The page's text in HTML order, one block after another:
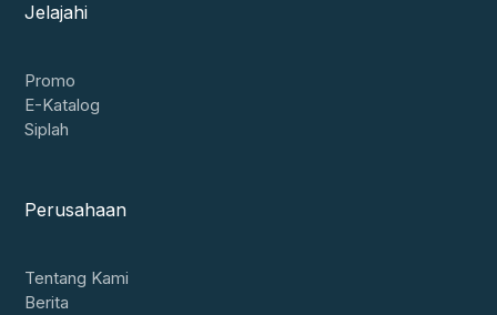
Jelajahi
Promo
E-Katalog
Siplah
Perusahaan
Tentang Kami
Berita